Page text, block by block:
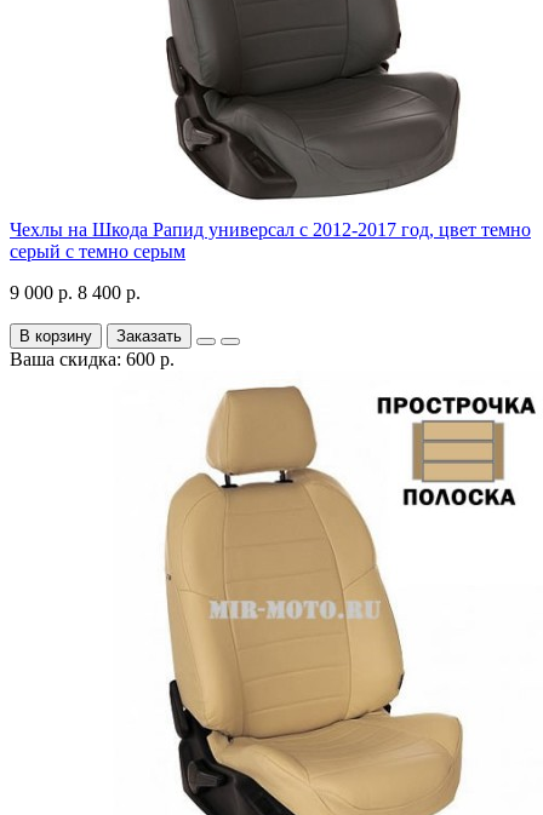
Чехлы на Шкода Рапид универсал с 2012-2017 год, цвет темно
серый с темно серым
9 000 р. 8 400 р.
В корзину Заказать
Ваша скидка: 600 р.